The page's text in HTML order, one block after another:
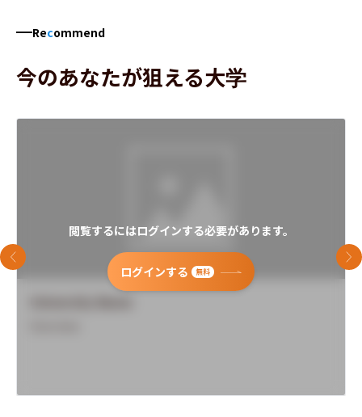
Recommend
今のあなたが狙える大学
閲覧するにはログインする必要があります。
ログインする 無料
前のスライド 次